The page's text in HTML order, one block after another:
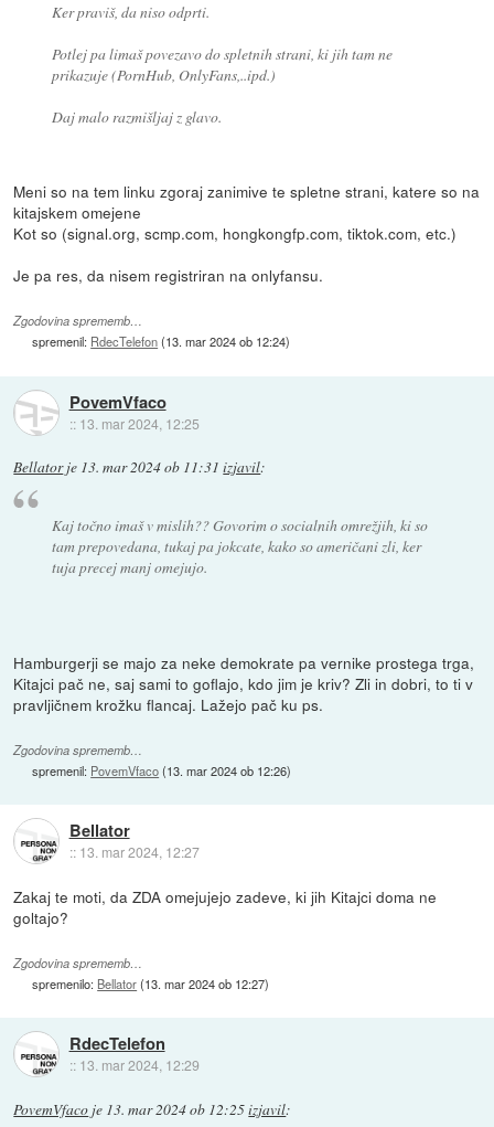
Ker praviš, da niso odprti.
Potlej pa limaš povezavo do spletnih strani, ki jih tam ne
prikazuje (PornHub, OnlyFans,..ipd.)
Daj malo razmišljaj z glavo.
Meni so na tem linku zgoraj zanimive te spletne strani, katere so na
kitajskem omejene
Kot so (signal.org, scmp.com, hongkongfp.com, tiktok.com, etc.)
Je pa res, da nisem registriran na onlyfansu.
Zgodovina sprememb…
spremenil: RdecTelefon(13. mar 2024 ob 12:24)
PovemVfaco
:: 13. mar 2024, 12:25
Bellatorje 13. mar 2024 ob 11:31 izjavil:
Kaj točno imaš v mislih?? Govorim o socialnih omrežjih, ki so
tam prepovedana, tukaj pa jokcate, kako so američani zli, ker
tuja precej manj omejujo.
Hamburgerji se majo za neke demokrate pa vernike prostega trga,
Kitajci pač ne, saj sami to goflajo, kdo jim je kriv? Zli in dobri, to ti v
pravljičnem krožku flancaj. Lažejo pač ku ps.
Zgodovina sprememb…
spremenil: PovemVfaco(13. mar 2024 ob 12:26)
Bellator
:: 13. mar 2024, 12:27
Zakaj te moti, da ZDA omejujejo zadeve, ki jih Kitajci doma ne
goltajo?
Zgodovina sprememb…
spremenilo: Bellator(13. mar 2024 ob 12:27)
RdecTelefon
:: 13. mar 2024, 12:29
PovemVfaco je 13. mar 2024 ob 12:25izjavil: